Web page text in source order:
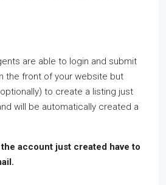
are able to login and submit
the front of your website but
to create a listing just
will be automatically created a
account just created have to